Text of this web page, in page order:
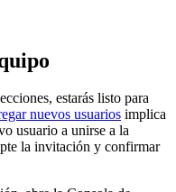
estarás listo para
nuevos usuarios implica
usuario a unirse a la
la invitación y confirmar